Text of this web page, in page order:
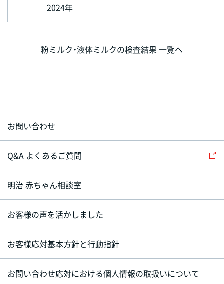
2024年
粉ミルク・液体ミルクの検査結果 一覧へ
お問い合わせ
Q&A よくあるご質問
明治 赤ちゃん相談室
お客様の声を活かしました
お客様応対基本方針と行動指針
お問い合わせ応対における個人情報の取扱いについて